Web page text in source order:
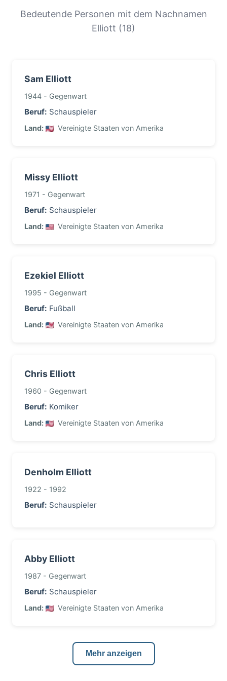
Migrationsgeschichte von Familien mit diesem
Bedeutende Personen mit dem Nachnamen
Elliott (18)
Sam Elliott
1944 - Gegenwart
Beruf: Schauspieler
Land: Vereinigte Staaten von Amerika
Missy Elliott
1971 - Gegenwart
Beruf: Schauspieler
Land: Vereinigte Staaten von Amerika
Ezekiel Elliott
1995 - Gegenwart
Beruf: Fußball
Land: Vereinigte Staaten von Amerika
Chris Elliott
1960 - Gegenwart
Beruf: Komiker
Land: Vereinigte Staaten von Amerika
Denholm Elliott
1922 - 1992
Beruf: Schauspieler
Abby Elliott
1987 - Gegenwart
Beruf: Schauspieler
Land: Vereinigte Staaten von Amerika
Mehr anzeigen